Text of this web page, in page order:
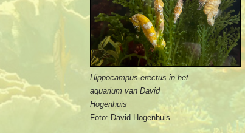
Hippocampus erectus in het
aquarium van David
Hogenhuis
Foto: David Hogenhuis